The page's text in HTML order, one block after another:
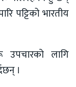
पट्टिको भारतीय
उपचारको लागि
।